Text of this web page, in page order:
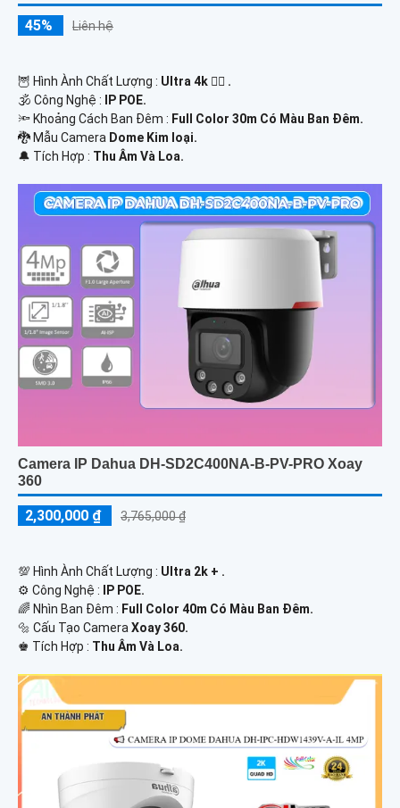
45% Liên hệ
🦉 Hình Ành Chất Lượng : Ultra 4k 👍🏾 .
🕉️ Công Nghệ :
IP POE.
🔦 Khoảng Cách Ban Đêm : Full Color 30m Có Màu Ban Ðêm.
🐉️ Mẫu Camera Dome Kim loại.
️🔔 Tích Hợp : Thu Âm Và Loa.
Camera IP Dahua DH-SD2C400NA-B-PV-PRO Xoay
360
2,300,000 ₫ 3,765,000 ₫
💯 Hình Ành Chất Lượng : Ultra 2k + .
⚙ Công Nghệ :
IP POE.
🌈 Nhìn Ban Đêm : Full Color 40m Có Màu Ban Ðêm.
🔩 Cấu Tạo Camera Xoay 360.
️♚ Tích Hợp : Thu Âm Và Loa.